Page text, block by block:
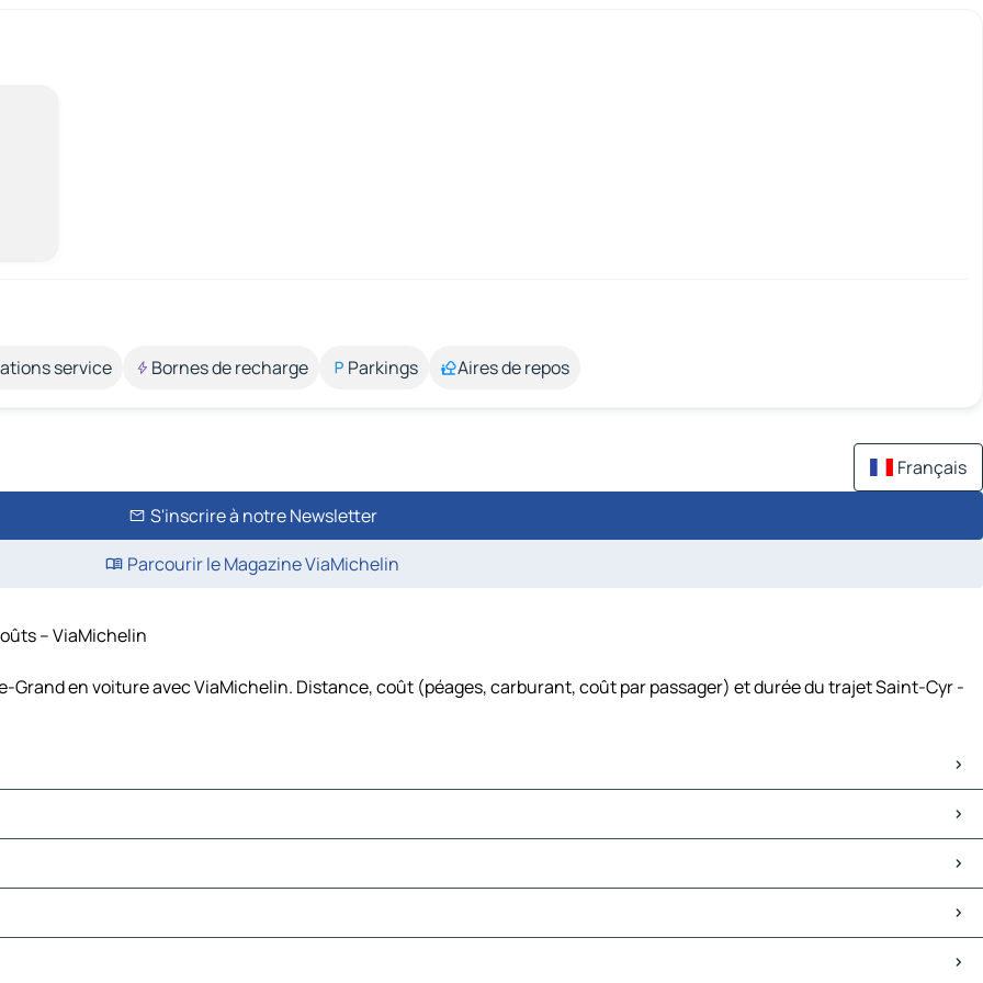
service Bornes de recharge Parkings Aires de repos
Français
S'inscrire à notre Newsletter
Parcourir le Magazine ViaMichelin
– ViaMichelin
en voiture avec ViaMichelin. Distance, coût (péages, carburant, coût par passager) et durée du trajet Saint-Cyr -